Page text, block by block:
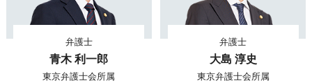
弁護士
青木 利一郎
東京弁護士会所属
弁護士
大島 淳史
東京弁護士会所属